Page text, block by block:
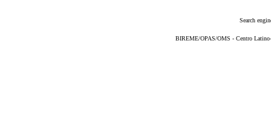
Search
BIREME/OPAS/OMS - Centro Latino-